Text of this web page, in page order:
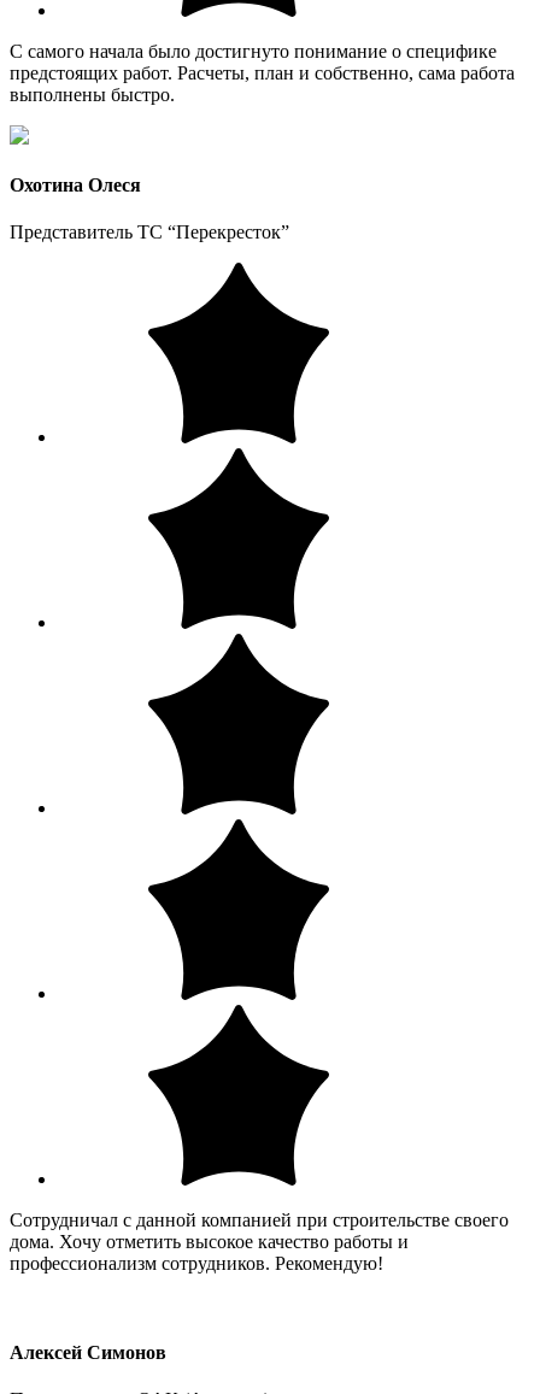
С самого начала было достигнуто понимание о специфике
предстоящих работ. Расчеты, план и собственно, сама работа
выполнены быстро.
Охотина Олеся
Представитель ТС “Перекресток”
Сотрудничал с данной компанией при строительстве своего
дома. Хочу отметить высокое качество работы и
профессионализм сотрудников. Рекомендую!
Алексей Симонов